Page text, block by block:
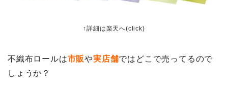
↑詳細は楽天へ(click)
不織布ロールは市販や実店舗ではどこで売ってるので
しょうか？